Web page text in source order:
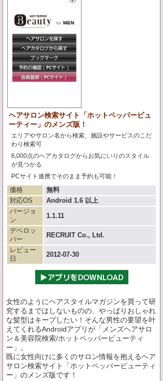
ヘアサロン検索サイト「ホットペッパービュ
ーティー」のメンズ版！
エリアやサロン名から検索、施設やサービスのこだ
わり検索可
6,000点のヘアカタログからお気にいりのスタイル
が見つかる
PCサイト連携でそのまま予約も可能！
価格
無料
対応OS
Android 1.6 以上
バージョ
ン
1.1.11
デベロッ
パー
RECRUIT Co., Ltd.
レビュー
日
2012-07-30
女性のようにヘアスタイルマガジンを買って研
究するまではしないものの、やっぱりおしゃれ
な髪型はキープしたい！そんな男性の要望を叶
えてくれるAndroidアプリが「メンズヘアサロ
ン＆美容院検索/ホットペッパービューティ
ー」。
既に女性向けに多くのサロン情報を抱えるヘア
サロン検索サイト「ホットペッパービューティ
ー」のメンズ版です！